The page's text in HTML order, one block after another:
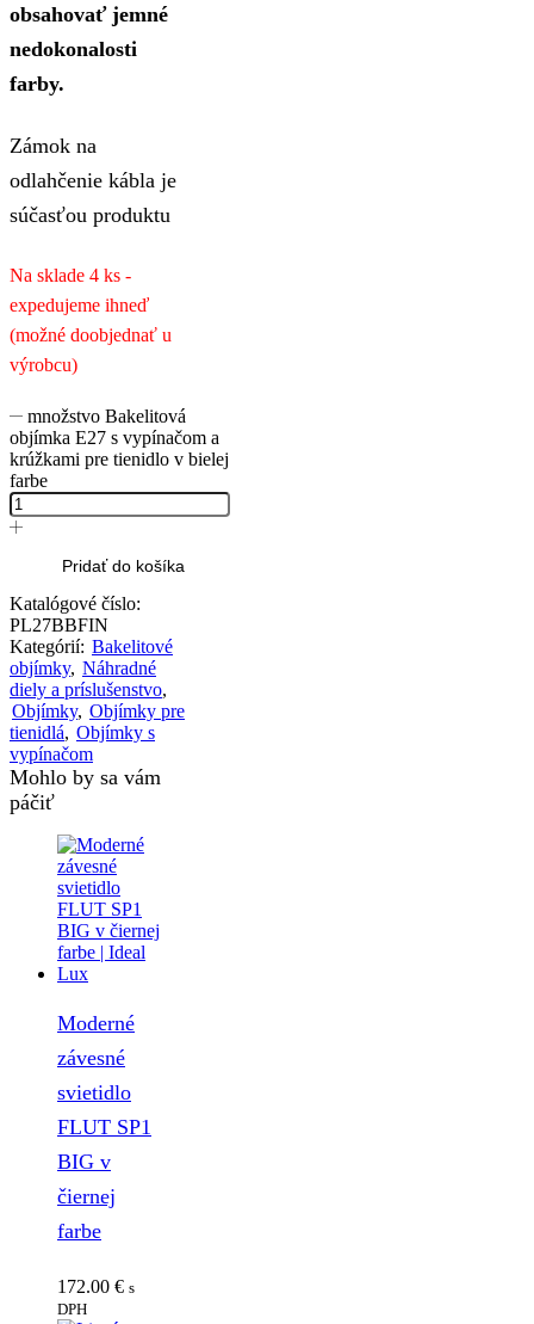
obsahovať jemné
nedokonalosti
farby.
Zámok na
odlahčenie kábla je
súčasťou produktu
Na sklade 4 ks -
expedujeme ihneď
(možné doobjednať u
výrobcu)
množstvo Bakelitová
objímka E27 s vypínačom a
krúžkami pre tienidlo v bielej
farbe
Pridať do košíka
Katalógové číslo:
PL27BBFIN
Kategórií: Bakelitové
objímky, Náhradné
diely a príslušenstvo,
Objímky, Objímky pre
tienidlá, Objímky s
vypínačom
Mohlo by sa vám
páčiť
Moderné
závesné
svietidlo
FLUT SP1
BIG v
čiernej
farbe
172.00 € s
DPH